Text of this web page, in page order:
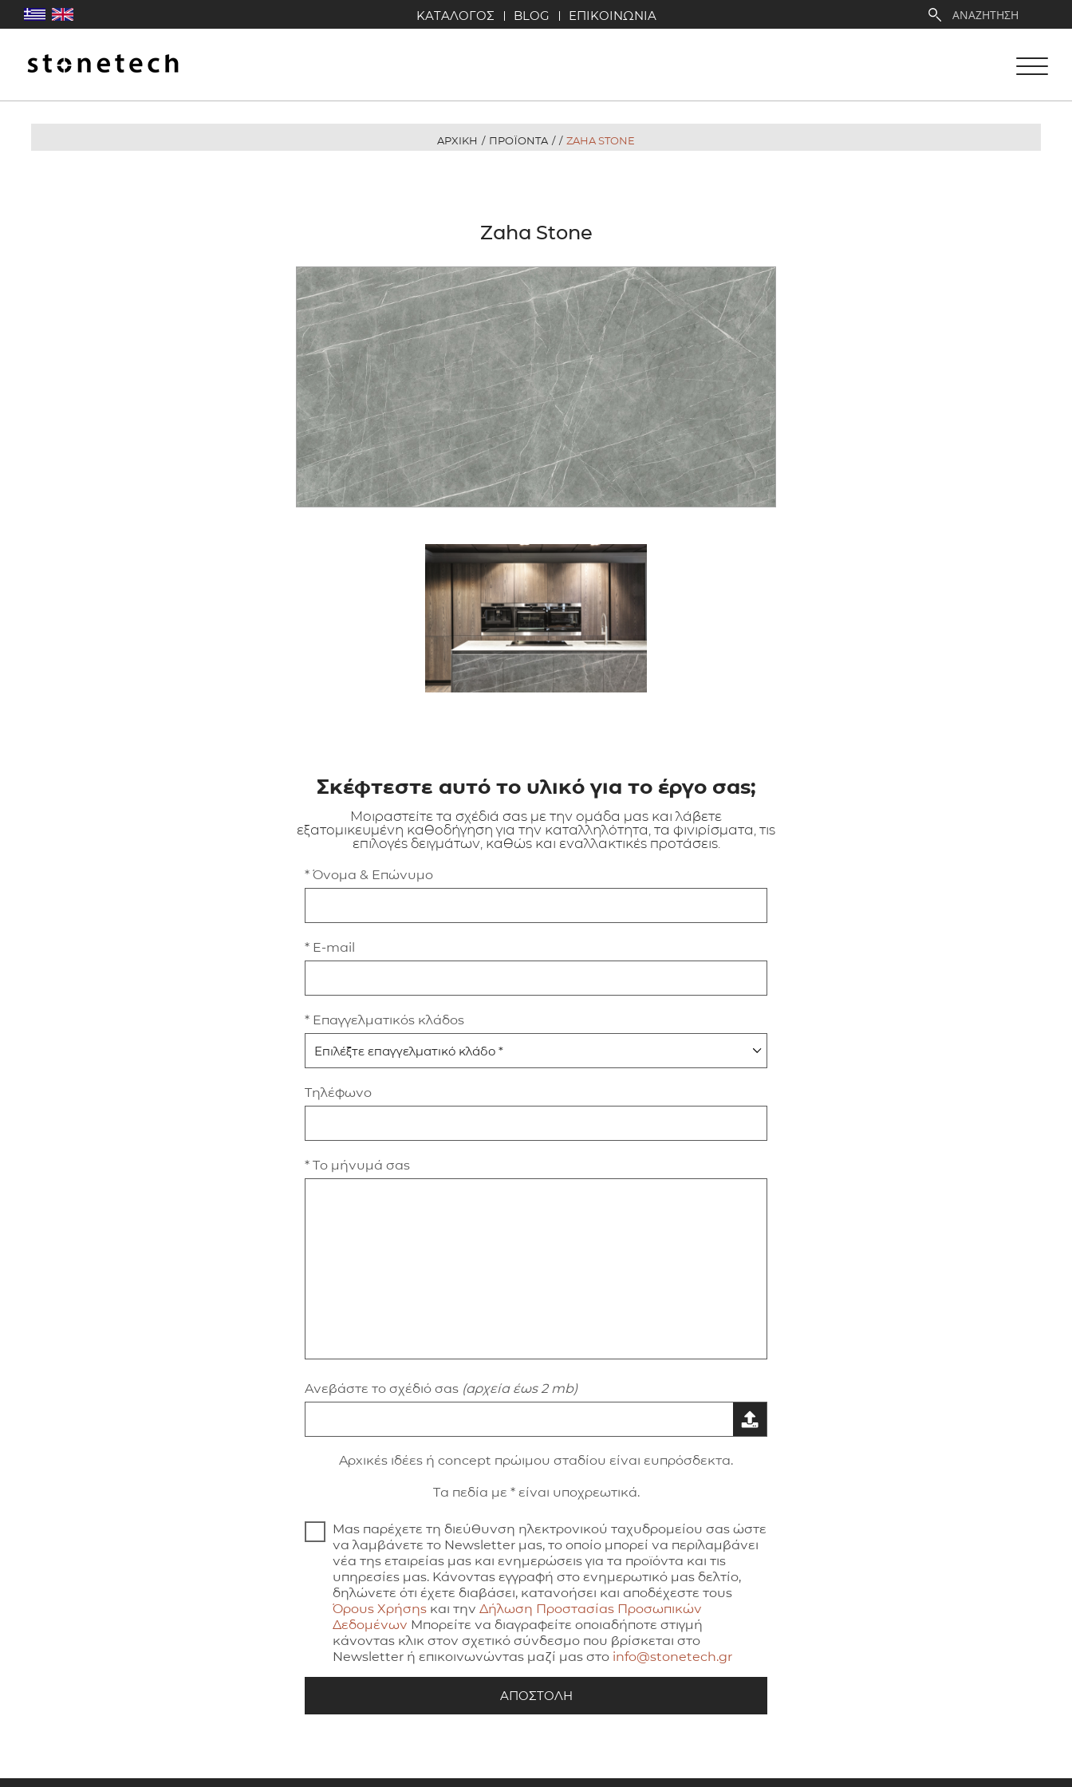
ΚΑΤΑΛΟΓΟΣ BLOG ΕΠΙΚΟΙΝΩΝΙΑ
ΑΡΧΙΚΗ / ΠΡΟΪΟΝΤΑ / / ZAHA STONE
Zaha Stone
Σκέφτεστε αυτό το υλικό για το έργο σας;
Μοιραστείτε τα σχέδιά σας με την ομάδα μας και λάβετε
εξατομικευμένη καθοδήγηση για την καταλληλότητα, τα φινιρίσματα, τις
επιλογές δειγμάτων, καθώς και εναλλακτικές προτάσεις.
* Όνομα & Επώνυμο
* E-mail
* Επαγγελματικός κλάδος
Τηλέφωνο
* Το μήνυμά σας
Ανεβάστε το σχέδιό σας (αρχεία έως 2 mb)
Aρxικές ιδέες ή concept πρώιμου σταδίου είναι ευπρόσδεκτα.
Τα πεδία με * είναι υποχρεωτικά.
Μας παρέχετε τη διεύθυνση ηλεκτρονικού ταχυδρομείου σας ώστε
να λαμβάνετε το Newsletter μας, το οποίο μπορεί να περιλαμβάνει
νέα της εταιρείας μας και ενημερώσεις για τα προϊόντα και τις
υπηρεσίες μας. Κάνοντας εγγραφή στο ενημερωτικό μας δελτίο,
δηλώνετε ότι έχετε διαβάσει, κατανοήσει και αποδέχεστε τους
Όρους Χρήσης και την Δήλωση Προστασίας Προσωπικών
Δεδομένων Μπορείτε να διαγραφείτε οποιαδήποτε στιγμή
κάνοντας κλικ στον σχετικό σύνδεσμο που βρίσκεται στο
Newsletter ή επικοινωνώντας μαζί μας στο info@stonetech.gr